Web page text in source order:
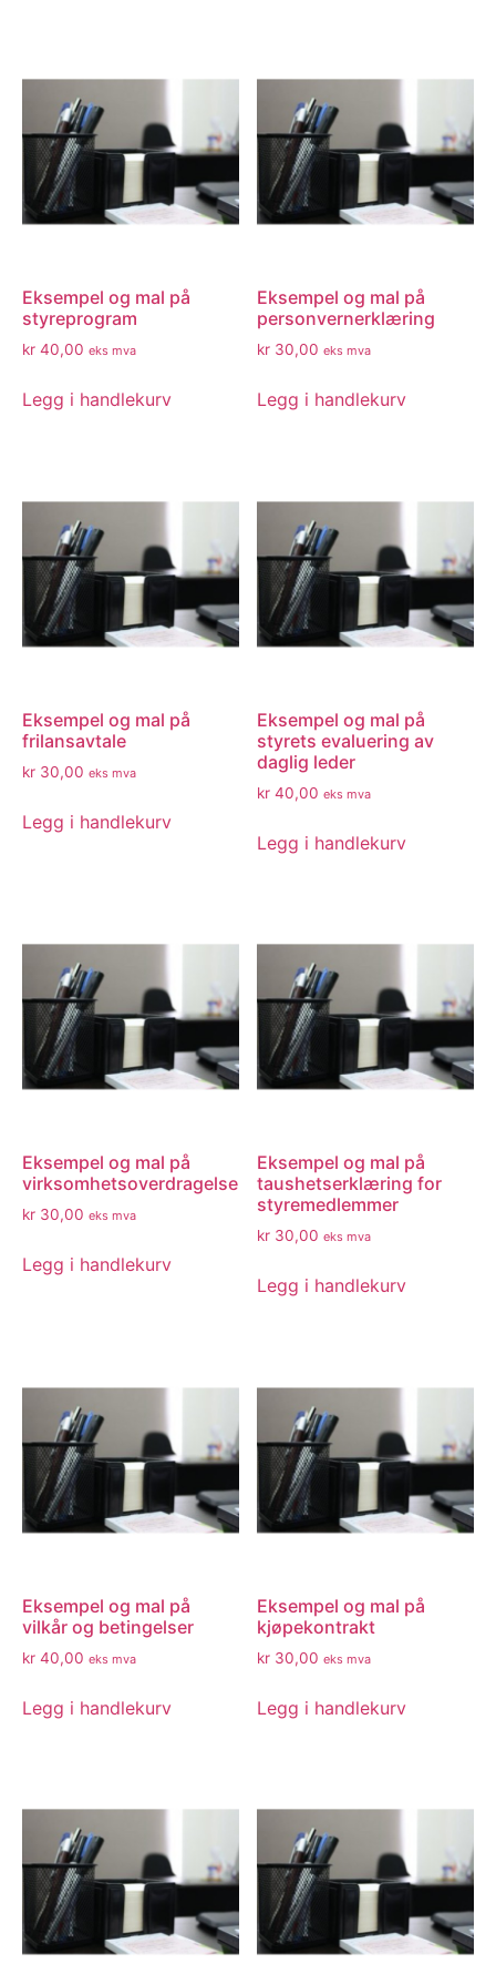
Eksempel og mal på
styreprogram
kr 40,00 eks mva
Legg i handlekurv
Eksempel og mal på
personvernerklæring
kr 30,00 eks mva
Legg i handlekurv
Eksempel og mal på
frilansavtale
kr 30,00 eks mva
Legg i handlekurv
Eksempel og mal på
styrets evaluering av
daglig leder
kr 40,00 eks mva
Legg i handlekurv
Eksempel og mal på
virksomhetsoverdragelse
kr 30,00 eks mva
Legg i handlekurv
Eksempel og mal på
taushetserklæring for
styremedlemmer
kr 30,00 eks mva
Legg i handlekurv
Eksempel og mal på
vilkår og betingelser
kr 40,00 eks mva
Legg i handlekurv
Eksempel og mal på
kjøpekontrakt
kr 30,00 eks mva
Legg i handlekurv